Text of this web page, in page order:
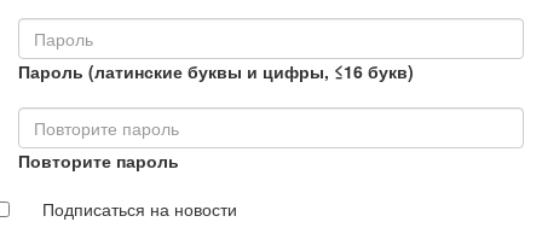
Пароль (латинские буквы и цифры, ≤16 букв)
Повторите пароль
Подписаться на новости